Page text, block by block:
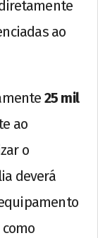
ao
25 mil
ao
o
deverá